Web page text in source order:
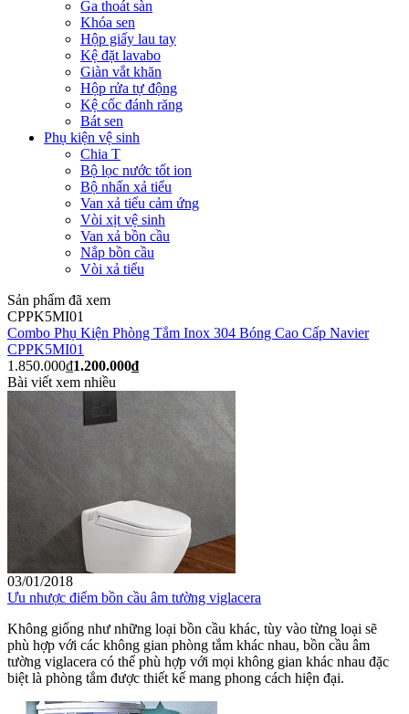
Ga thoát sàn
Khóa sen
Hộp giấy lau tay
Kệ đặt lavabo
Giàn vắt khăn
Hộp rửa tự động
Kệ cốc đánh răng
Bát sen
Phụ kiện vệ sinh
Chia T
Bộ lọc nước tốt ion
Bộ nhấn xả tiểu
Van xả tiểu cảm ứng
Vòi xịt vệ sinh
Van xả bồn cầu
Nắp bồn cầu
Vòi xả tiểu
Sản phẩm đã xem
CPPK5MI01
Combo Phụ Kiện Phòng Tắm Inox 304 Bóng Cao Cấp Navier
CPPK5MI01
1.850.000₫1.200.000₫
Bài viết xem nhiều
03/01/2018
Ưu nhược điểm bồn cầu âm tường viglacera
Không giống như những loại bồn cầu khác, tùy vào từng loại sẽ
phù hợp với các không gian phòng tắm khác nhau, bồn cầu âm
tường viglacera có thể phù hợp với mọi không gian khác nhau đặc
biệt là phòng tắm được thiết kế mang phong cách hiện đại.